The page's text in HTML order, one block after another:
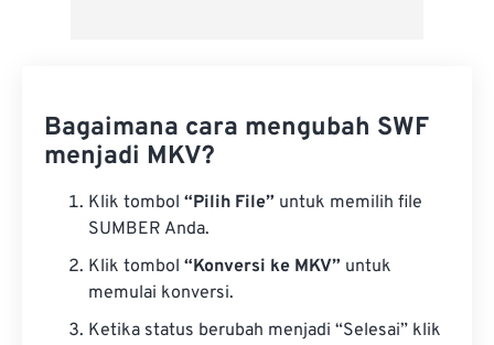
Bagaimana cara mengubah SWF
menjadi MKV?
Klik tombol “Pilih File” untuk memilih file
SUMBER Anda.
Klik tombol “Konversi ke MKV” untuk
memulai konversi.
Ketika status berubah menjadi “Selesai” klik